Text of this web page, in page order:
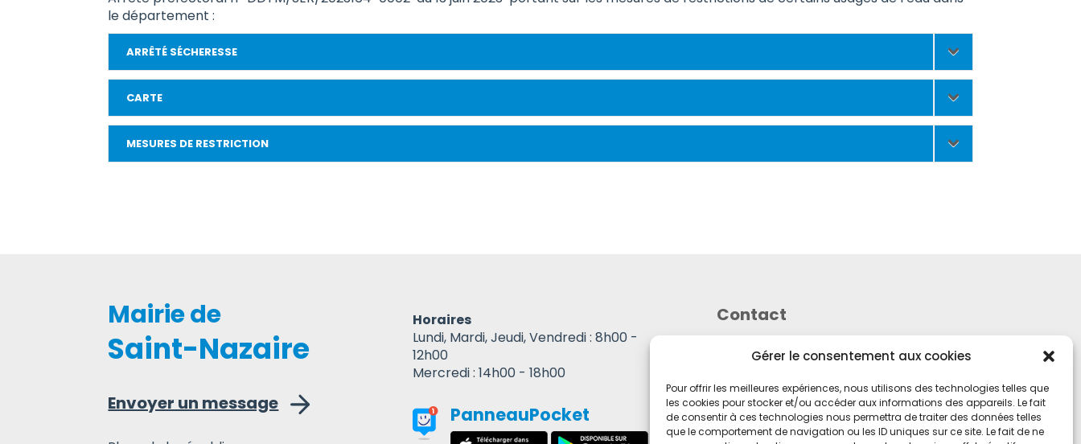
Gérer le consentement aux cookies
Pour offrir les meilleures expériences, nous utilisons des technologies telles que
les cookies pour stocker et/ou accéder aux informations des appareils. Le fait
de consentir à ces technologies nous permettra de traiter des données telles
que le comportement de navigation ou les ID uniques sur ce site. Le fait de ne
le département :
ARRÊTÉ SÉCHERESSE
CARTE
MESURES DE RESTRICTION
Mairie de
Saint-Nazaire
Envoyer un message
Horaires
Lundi, Mardi, Jeudi, Vendredi : 8h00 -
12h00
Mercredi : 14h00 - 18h00
PanneauPocket
Contact
Mentions Légales